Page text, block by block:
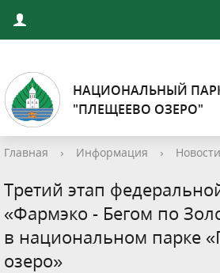
НАЦИОНАЛЬНЫЙ
"ПЛЕЩЕЕВО ОЗЕРО"
Главная › Информация › Новости
Третий этап
«Фармэко - Бегом по
в национальном парке
озеро»